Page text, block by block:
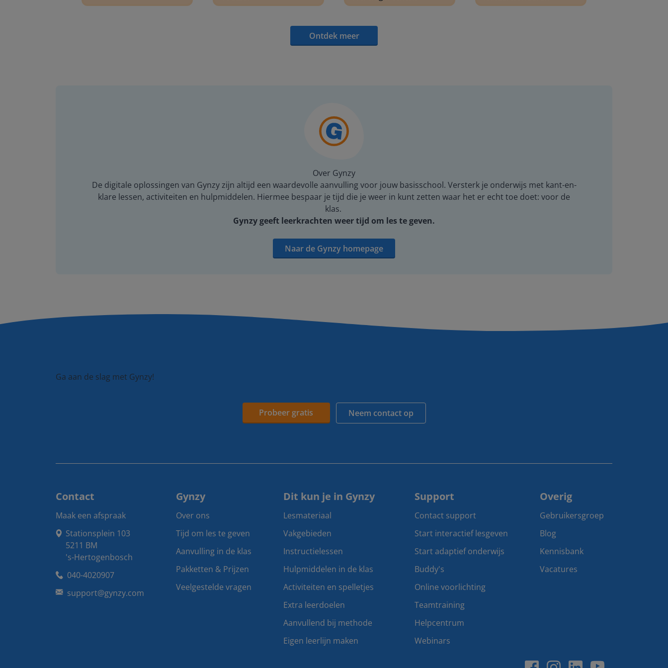
Ontdek meer
Over Gynzy
De digitale oplossingen van Gynzy zijn altijd een waardevolle aanvulling voor jouw basisschool. Versterk je onderwijs met kant-en-
klare lessen, activiteiten en hulpmiddelen. Hiermee bespaar je tijd die je weer in kunt zetten waar het er echt toe doet: voor de
klas.
Gynzy geeft leerkrachten weer tijd om les te geven.
Naar de Gynzy homepage
Ga aan de slag met Gynzy!
Probeer gratis Neem contact op
Contact
Maak een afspraak
Stationsplein 103
5211 BM
's-Hertogenbosch
040-4020907
support@gynzy.com
Gynzy
Over ons
Tijd om les te geven
Aanvulling in de klas
Pakketten & Prijzen
Veelgestelde vragen
Dit kun je in Gynzy
Lesmateriaal
Vakgebieden
Instructielessen
Hulpmiddelen in de klas
Activiteiten en spelletjes
Extra leerdoelen
Aanvullend bij methode
Eigen leerlijn maken
Support
Contact support
Start interactief lesgeven
Start adaptief onderwijs
Buddy's
Online voorlichting
Teamtraining
Helpcentrum
Webinars
Overig
Gebruikersgroep
Blog
Kennisbank
Vacatures